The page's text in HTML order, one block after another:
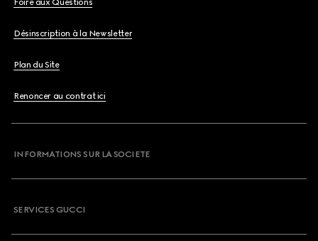
Foire aux Questions
Désinscription à la Newsletter
Plan du Site
Renoncer au contrat ici
INFORMATIONS SUR LA SOCIETE
SERVICES GUCCI